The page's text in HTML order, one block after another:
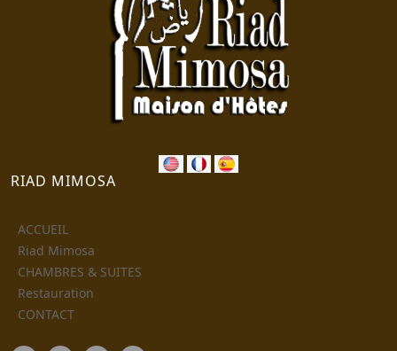
RIAD MIMOSA
ACCUEIL
Riad Mimosa
CHAMBRES & SUITES
Restauration
CONTACT